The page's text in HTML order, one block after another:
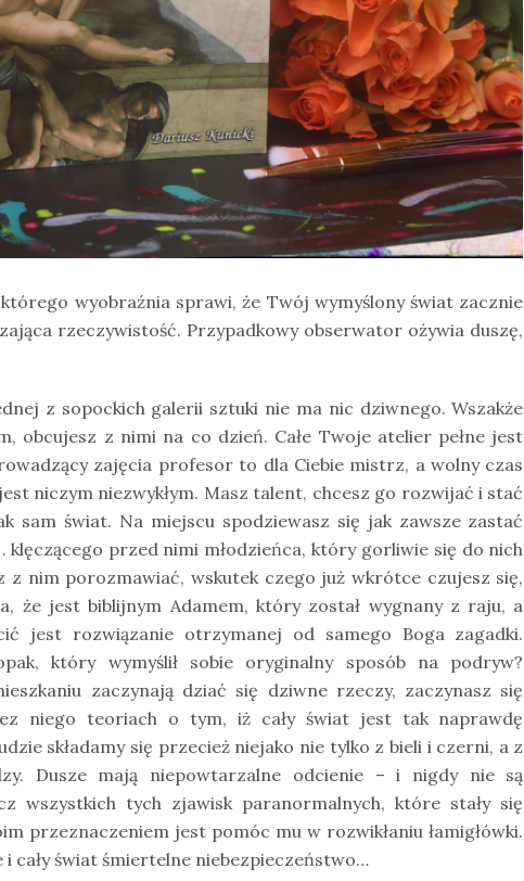
wyobraźnia sprawi, że Twój wymyślony świat zacznie
rzeczywistość. Przypadkowy obserwator ożywia duszę,
z sopockich galerii sztuki nie ma nic dziwnego. Wszakże
obcujesz z nimi na co dzień. Całe Twoje atelier pełne jest
zajęcia profesor to dla Ciebie mistrz, a wolny czas
niczym niezwykłym. Masz talent, chcesz go rozwijać i stać
sam świat. Na miejscu spodziewasz się jak zawsze zastać
przed nimi młodzieńca, który gorliwie się do nich
z nim porozmawiać, wskutek czego już wkrótce czujesz się,
że jest biblijnym Adamem, który został wygnany z raju, a
jest rozwiązanie otrzymanej od samego Boga zagadki.
który wymyślił sobie oryginalny sposób na podryw?
zaczynają dziać się dziwne rzeczy, zaczynasz się
niego teoriach o tym, iż cały świat jest tak naprawdę
składamy się przecież niejako nie tylko z bieli i czerni, a z
Dusze mają niepowtarzalne odcienie – i nigdy nie są
wszystkich tych zjawisk paranormalnych, które stały się
przeznaczeniem jest pomóc mu w rozwikłaniu łamigłówki.
cały świat śmiertelne niebezpieczeństwo…